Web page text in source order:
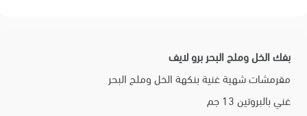
بفك الخل وملح البحر برو لايف
مقرمشات شهية غنية بنكهة الخل وملح البحر
غني بالبروتين 13 جم